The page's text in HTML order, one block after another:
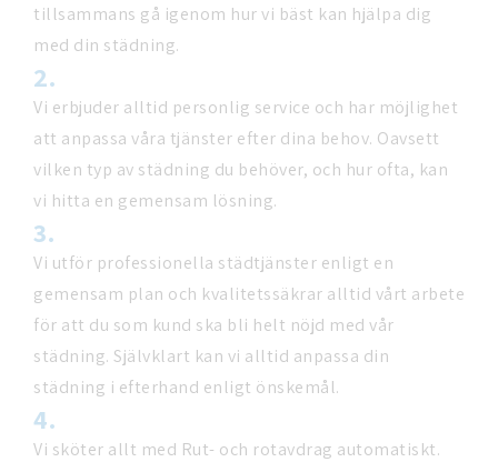
tillsammans gå igenom hur vi bäst kan hjälpa dig
med din städning.
2.
Vi erbjuder alltid personlig service och har möjlighet
att anpassa våra tjänster efter dina behov. Oavsett
vilken typ av städning du behöver, och hur ofta, kan
vi hitta en gemensam lösning.
3.
Vi utför professionella städtjänster enligt en
gemensam plan och kvalitetssäkrar alltid vårt arbete
för att du som kund ska bli helt nöjd med vår
städning. Självklart kan vi alltid anpassa din
städning i efterhand enligt önskemål.
4.
Vi sköter allt med Rut- och rotavdrag automatiskt.